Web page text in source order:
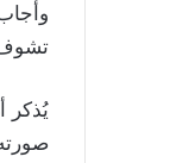
تشوف
يُذكر